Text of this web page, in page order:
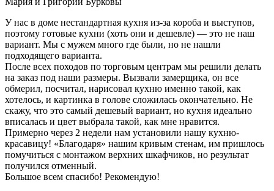
У нас в доме нестандартная кухня из-за короба и выступов,
поэтому готовые кухни (хоть они и дешевле) — это не наш
вариант. Мы с мужем много где были, но не нашли
подходящего варианта.
После всех походов по торговым центрам мы решили делать
на заказ под наши размеры. Вызвали замерщика, он все
обмерил, посчитал, нарисовал кухню именно такой, как
хотелось, и картинка в голове сложилась окончательно. Не
скажу, что это самый дешевый вариант, но кухня идеально
вписалась и цвет выбрала такой, как мне нравится.
Примерно через 2 недели нам установили нашу кухню-
красавицу! «Благодаря» нашим кривым стенам, им пришлось
помучиться с монтажом верхних шкафчиков, но результат
получился отменный.
Большое всем спасибо! Рекомендую!